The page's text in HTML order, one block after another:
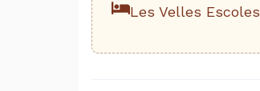
Les Velles Escoles